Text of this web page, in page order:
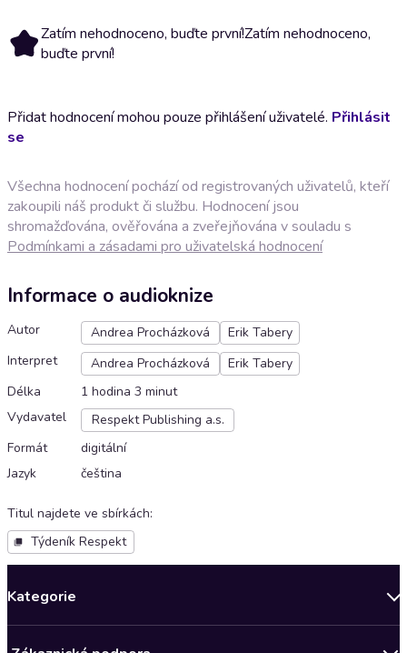
Zatím nehodnoceno, buďte první!Zatím nehodnoceno,
buďte první!
Přidat hodnocení mohou pouze přihlášení uživatelé. Přihlásit
se
Všechna hodnocení pochází od registrovaných uživatelů, kteří
zakoupili náš produkt či službu. Hodnocení jsou
shromažďována, ověřována a zveřejňována v souladu s
Podmínkami a zásadami pro uživatelská hodnocení
Informace o audioknize
Autor Andrea Procházková
Erik Tabery
Interpret
Andrea Procházková
Erik Tabery
Délka
1 hodina 3 minut
Vydavatel
Respekt Publishing a.s.
Formát
digitální
Jazyk
čeština
Titul najdete ve sbírkách:
Týdeník Respekt
Kategorie